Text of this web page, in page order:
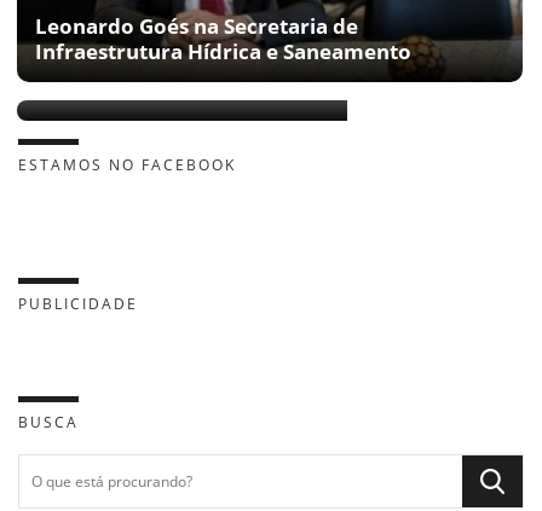
Leonardo Goés na Secretaria de
Infraestrutura Hídrica e Saneamento
A indicação do PP para a Sihs
ESTAMOS NO FACEBOOK
PUBLICIDADE
BUSCA